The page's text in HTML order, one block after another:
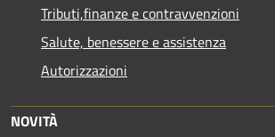
Tributi,finanze e contravvenzioni
Salute, benessere e assistenza
Autorizzazioni
NOVITÀ